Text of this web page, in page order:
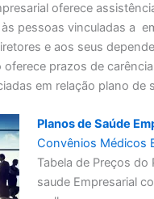
oferece
pessoas vinculadas a
e aos seus
prazos de
em relação plano de
Planos de Saúde
Convênios Médicos
Tabela de Preços do
saude Empresarial